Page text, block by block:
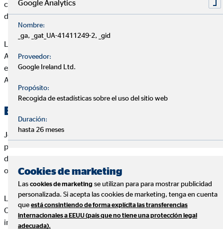
corregir, modificar, añadir o eliminar los contenidos del Web
de Jorge Armesto Cofán o de su diseño.
Las condiciones y términos que se recogen en el presente
Aviso Legal pueden variar, por lo que le invitamos a que revise
estos términos cuando visite de nuevo el Web de Jorge
Armesto Cofán.
Exclusión de responsabilidad
Jorge Armesto Cofán excluye sin reservas toda responsabilidad
por pérdidas o daños de cualquier tipo, ya sea por daños
directos, indirectos o resultantes, que puedan resultar del uso
o del acceso al Web de Jorge Armesto Cofán.
Las informaciones publicadas en el Web de Jorge Armesto
Cofán no constituyen ninguna recomendación, oferta o
invitación para adquirir o vender seguros o instrumentos de
Google Analytics
Nombre:
_ga, _gat_UA-41411249-2, _gid
Proveedor:
Google Ireland Ltd.
Propósito:
Recogida de estadísticas sobre el uso del sitio web
Duración:
hasta 26 meses
Cookies de marketing
Las cookies de marketing se utilizan para para mostrar publicidad
personalizada. Si acepta las cookies de marketing, tenga en cuenta
que está consintiendo de forma explícita las transferencias
internacionales a EEUU (país que no tiene una protección legal
adecuada).